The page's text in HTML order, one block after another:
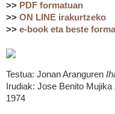
>> PDF formatuan
>> ON LINE irakurtzeko
>> e-book eta beste
Testua: Jonan Aranguren
Irudiak: Jose Benito Mujika
1974